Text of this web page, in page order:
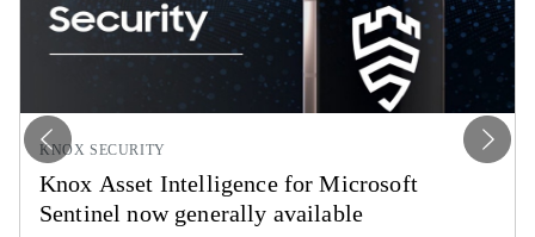
KNOX SECURITY
Knox Asset Intelligence for Microsoft
Sentinel now generally available
V
o
r
h
W
e